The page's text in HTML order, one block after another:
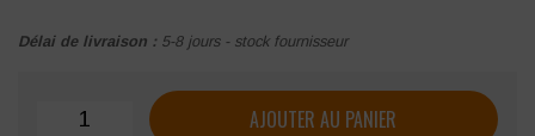
Délai de livraison : 5-8 jours - stock fournisseur
quantité de Casquette anti heurt Singer "HG916B"
AJOUTER AU PANIER